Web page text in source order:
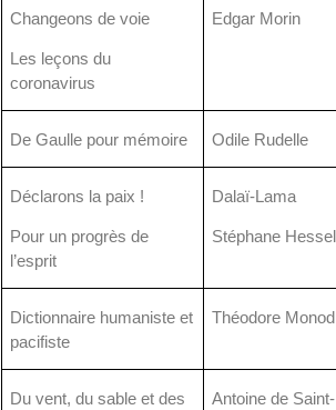
Changeons de voie
Les leçons du
coronavirus
Edgar Morin
De Gaulle pour mémoire Odile Rudelle
Déclarons la paix !
Pour un progrès de
l’esprit
Dalaï-Lama
Stéphane Hessel
Dictionnaire humaniste et
pacifiste
Théodore Monod
Du vent, du sable et des
Antoine de Saint-